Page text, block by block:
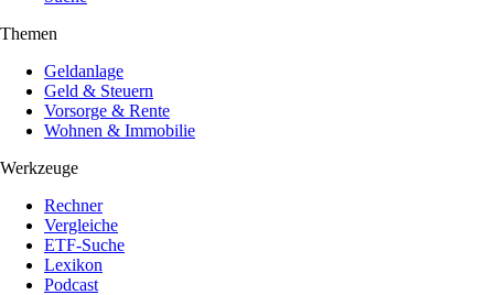
Themen
Geldanlage
Geld & Steuern
Vorsorge & Rente
Wohnen & Immobilie
Werkzeuge
Rechner
Vergleiche
ETF-Suche
Lexikon
Podcast